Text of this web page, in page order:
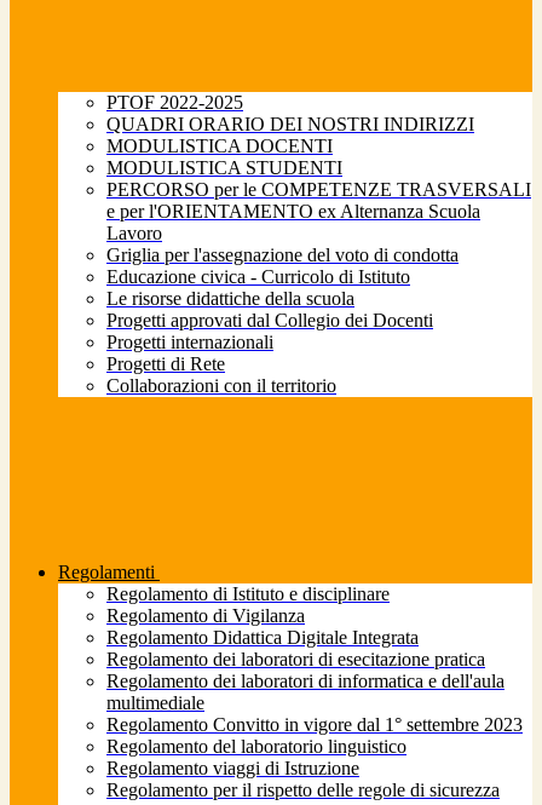
PTOF 2022-2025
QUADRI ORARIO DEI NOSTRI INDIRIZZI
MODULISTICA DOCENTI
MODULISTICA STUDENTI
PERCORSO per le COMPETENZE TRASVERSALI
e per l'ORIENTAMENTO ex Alternanza Scuola
Lavoro
Griglia per l'assegnazione del voto di condotta
Educazione civica - Curricolo di Istituto
Le risorse didattiche della scuola
Progetti approvati dal Collegio dei Docenti
Progetti internazionali
Progetti di Rete
Collaborazioni con il territorio
Regolamenti
Regolamento di Istituto e disciplinare
Regolamento di Vigilanza
Regolamento Didattica Digitale Integrata
Regolamento dei laboratori di esecitazione pratica
Regolamento dei laboratori di informatica e dell'aula
multimediale
Regolamento Convitto in vigore dal 1° settembre 2023
Regolamento del laboratorio linguistico
Regolamento viaggi di Istruzione
Regolamento per il rispetto delle regole di sicurezza